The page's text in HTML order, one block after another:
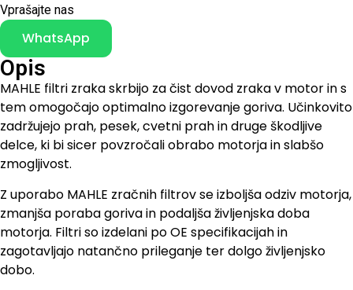
Vprašajte nas
WhatsApp
Opis
MAHLE filtri zraka skrbijo za čist dovod zraka v motor in s
tem omogočajo optimalno izgorevanje goriva. Učinkovito
zadržujejo prah, pesek, cvetni prah in druge škodljive
delce, ki bi sicer povzročali obrabo motorja in slabšo
zmogljivost.
Z uporabo MAHLE zračnih filtrov se izboljša odziv motorja,
zmanjša poraba goriva in podaljša življenjska doba
motorja. Filtri so izdelani po OE specifikacijah in
zagotavljajo natančno prileganje ter dolgo življenjsko
dobo.